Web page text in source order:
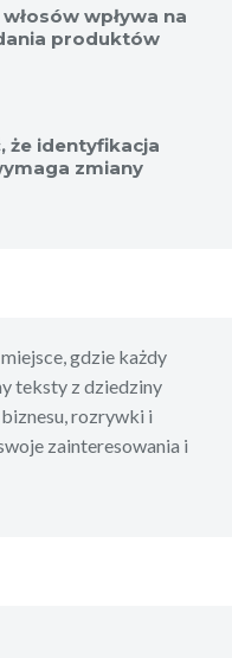
wpływa na
produktów
że identyfikacja
zmiany
gdzie każdy
teksty z dziedziny
rozrywki i
zainteresowania i